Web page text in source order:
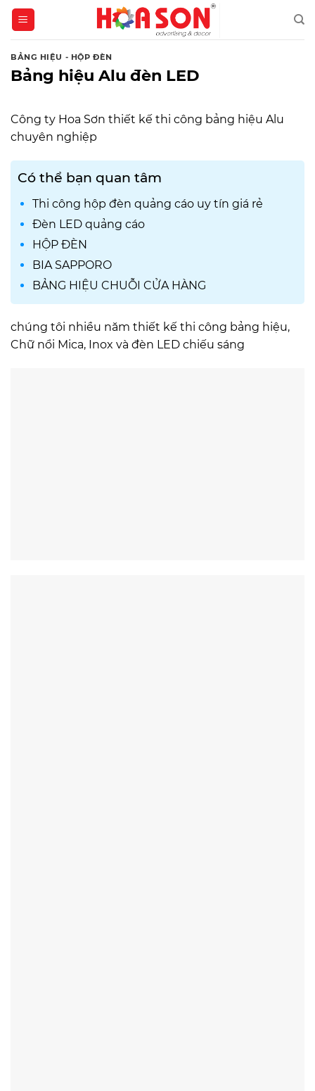
Skip
content
BẢNG HIỆU - HỘP ĐÈN
Bảng hiệu Alu đèn LED
Công ty Hoa Sơn thiết kế thi công bảng hiệu Alu
chuyên nghiệp
Có thể bạn quan tâm
Thi công hộp đèn quảng cáo uy tín giá rẻ
Đèn LED quảng cáo
HỘP ĐÈN
BIA SAPPORO
BẢNG HIỆU CHUỖI CỬA HÀNG
chúng tôi nhiều năm thiết kế thi công bảng hiệu,
Chữ nổi Mica, Inox và đèn LED chiếu sáng